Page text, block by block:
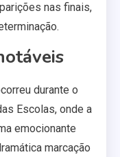
nas finais,
durante o
Escolas, onde a
emocionante
marcação